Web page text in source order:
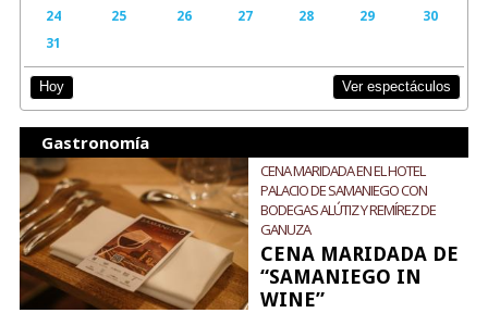
24
25 26 27 28 29
30
31
Hoy Ver espectáculos
Gastronomía
CENA MARIDADA EN EL HOTEL
PALACIO DE SAMANIEGO CON
BODEGAS ALÚTIZ Y REMÍREZ DE
GANUZA
CENA MARIDADA DE
“SAMANIEGO IN
WINE”